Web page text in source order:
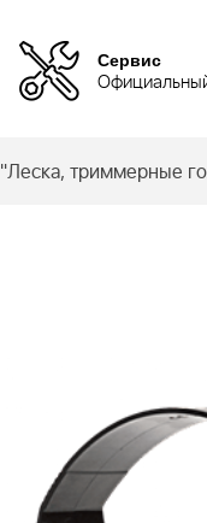
Сервис
"Леска, триммерные